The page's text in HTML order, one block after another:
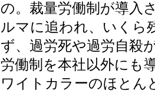
の。裁量労働制が導入
ルマに追われ、いくら
ず、過労死や過労自殺
労働制を本社以外にも
ワイトカラーのほとん